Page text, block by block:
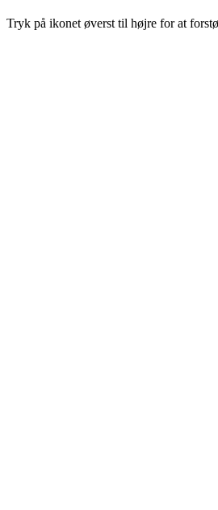
Tryk på ikonet øverst til højre for at